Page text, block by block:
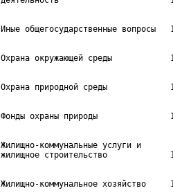
Жилищно-коммунальные услуги и